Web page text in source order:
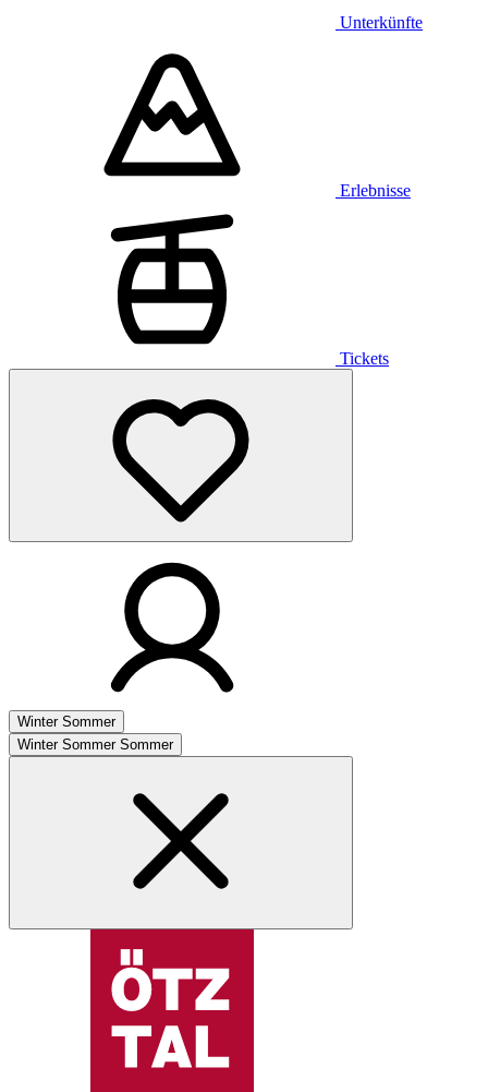
Unterkünfte
Erlebnisse
Tickets
Winter Sommer
Winter Sommer Sommer